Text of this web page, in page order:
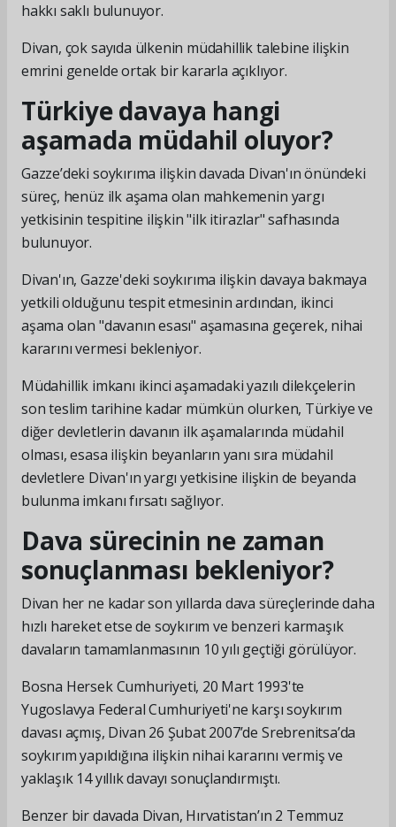
hakkı saklı bulunuyor.
Divan, çok sayıda ülkenin müdahillik talebine ilişkin
emrini genelde ortak bir kararla açıklıyor.
Türkiye davaya hangi
aşamada müdahil oluyor?
Gazze’deki soykırıma ilişkin davada Divan'ın önündeki
süreç, henüz ilk aşama olan mahkemenin yargı
yetkisinin tespitine ilişkin "ilk itirazlar" safhasında
bulunuyor.
Divan'ın, Gazze'deki soykırıma ilişkin davaya bakmaya
yetkili olduğunu tespit etmesinin ardından, ikinci
aşama olan "davanın esası" aşamasına geçerek, nihai
kararını vermesi bekleniyor.
Müdahillik imkanı ikinci aşamadaki yazılı dilekçelerin
son teslim tarihine kadar mümkün olurken, Türkiye ve
diğer devletlerin davanın ilk aşamalarında müdahil
olması, esasa ilişkin beyanların yanı sıra müdahil
devletlere Divan'ın yargı yetkisine ilişkin de beyanda
bulunma imkanı fırsatı sağlıyor.
Dava sürecinin ne zaman
sonuçlanması bekleniyor?
Divan her ne kadar son yıllarda dava süreçlerinde daha
hızlı hareket etse de soykırım ve benzeri karmaşık
davaların tamamlanmasının 10 yılı geçtiği görülüyor.
Bosna Hersek Cumhuriyeti, 20 Mart 1993'te
Yugoslavya Federal Cumhuriyeti'ne karşı soykırım
davası açmış, Divan 26 Şubat 2007’de Srebrenitsa’da
soykırım yapıldığına ilişkin nihai kararını vermiş ve
yaklaşık 14 yıllık davayı sonuçlandırmıştı.
Benzer bir davada Divan, Hırvatistan’ın 2 Temmuz